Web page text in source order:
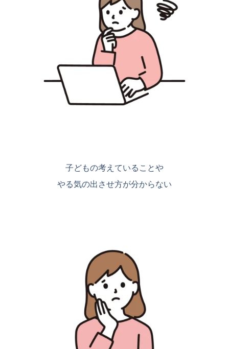
子どもの考えていることや
やる気の出させ方が分からない